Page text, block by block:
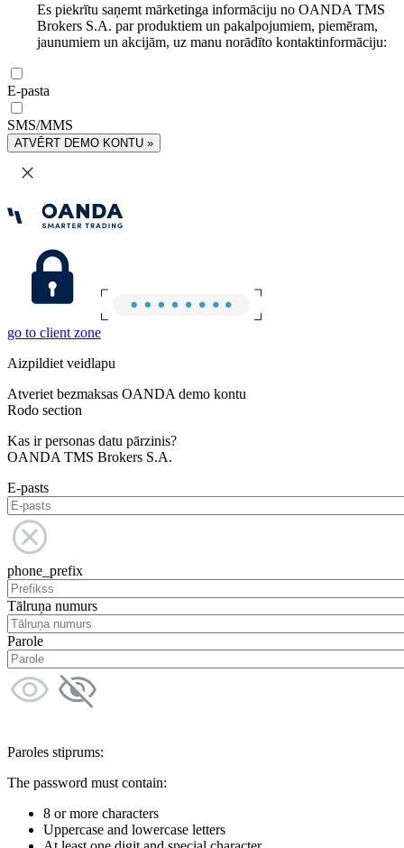
Es piekrītu saņemt mārketinga informāciju no OANDA TMS
Brokers S.A. par produktiem un pakalpojumiem, piemēram,
jaunumiem un akcijām, uz manu norādīto kontaktinformāciju:
E-pasta
SMS/MMS
ATVĒRT DEMO KONTU »
go to client zone
Aizpildiet veidlapu
Atveriet bezmaksas OANDA demo kontu
Rodo section
Kas ir personas datu pārzinis?
OANDA TMS Brokers S.A.
E-pasts
phone_prefix
Tālruņa numurs
Parole
Paroles stiprums:
The password must contain:
8 or more characters
Uppercase and lowercase letters